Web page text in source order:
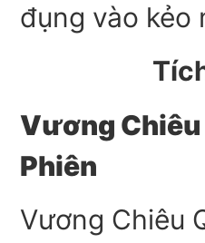
đụng vào kẻo
Vương Chiêu
Phiên
Vương Chiêu